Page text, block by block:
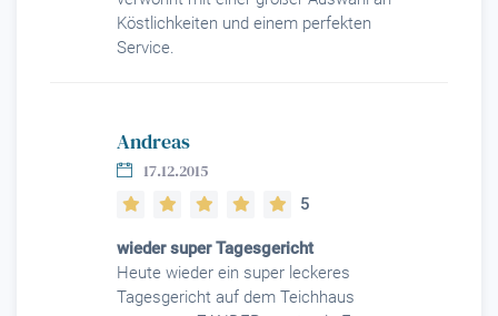
Köstlichkeiten und einem perfekten
Service.
Andreas
17.12.2015
5
wieder super Tagesgericht
Heute wieder ein super leckeres
Tagesgericht auf dem Teichhaus